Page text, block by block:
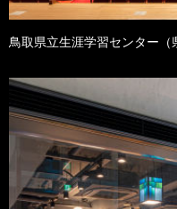
鳥取県立生涯学習センター（